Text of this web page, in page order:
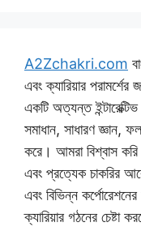
A2Zchakri.com
এবং ক্যারিয়ার
একটি অত্যন্ত ইন্টারেক্টিভ
সমাধান, সাধারণ জ্ঞান,
করে। আমরা বিশ্বাস করি
এবং প্রত্যেক চাকরির
এবং বিভিন্ন
ক্যারিয়ার গঠনের চেষ্টা